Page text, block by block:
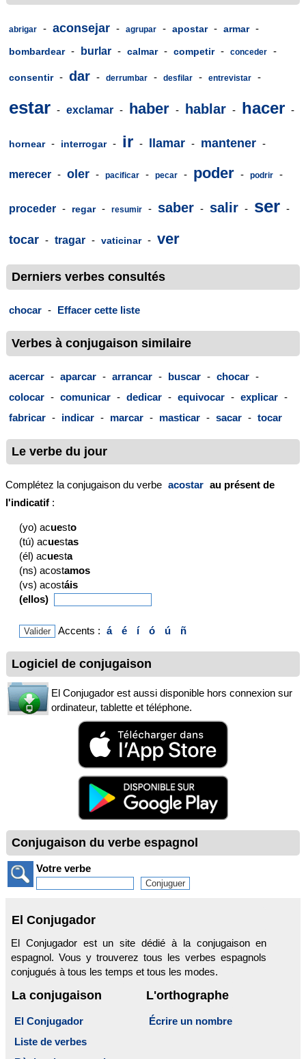
abrigar - aconsejar - agrupar - apostar - armar -
bombardear - burlar - calmar - competir - conceder -
consentir - dar - derrumbar - desfilar - entrevistar -
estar - exclamar - haber - hablar - hacer -
hornear - interrogar - ir - llamar - mantener -
merecer - oler - pacificar - pecar - poder - podrir -
proceder - regar - resumir - saber - salir - ser -
tocar - tragar - vaticinar - ver
Derniers verbes consultés
chocar - Effacer cette liste
Verbes à conjugaison similaire
acercar - aparcar - arrancar - buscar - chocar -
colocar - comunicar - dedicar - equivocar - explicar -
fabricar - indicar - marcar - masticar - sacar - tocar
Le verbe du jour
Complétez la conjugaison du verbe acostar au présent de
l'indicatif :
(yo) acuesto
(tú) acuestas
(él) acuesta
(ns) acostamos
(vs) acostáis
(ellos)
Accents : á é í ó ú ñ
Logiciel de conjugaison
El Conjugador est aussi disponible hors connexion sur
ordinateur, tablette et téléphone.
Conjugaison du verbe espagnol
Votre verbe
El Conjugador
El Conjugador est un site dédié à la conjugaison en
espagnol. Vous y trouverez tous les verbes espagnols
conjugués à tous les temps et tous les modes.
La conjugaison
El Conjugador
Liste de verbes
L'orthographe
Écrire un nombre